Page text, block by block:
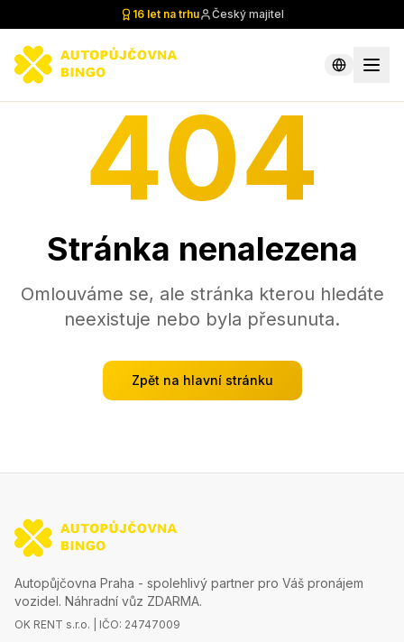
16 let na trhu Český majitel
404
Stránka nenalezena
Omlouváme se, ale stránka kterou hledáte
neexistuje nebo byla přesunuta.
Zpět na hlavní stránku
Autopůjčovna Praha - spolehlivý partner pro Váš pronájem
vozidel. Náhradní vůz ZDARMA.
OK RENT s.r.o. | IČO: 24747009